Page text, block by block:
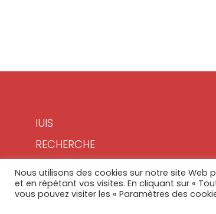
IUIS
RECHERCHE
FORMATION
NEWS
Nous utilisons des cookies sur notre site
et en répétant vos visites. En cliquant sur «
vous pouvez visiter les « Paramètres des